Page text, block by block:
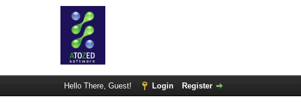
Hello There, Guest! Login Register